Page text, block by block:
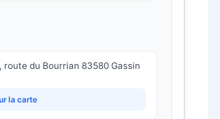
route du Bourrian 83580 Gassin
la carte